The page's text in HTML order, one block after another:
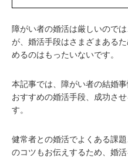
障がい者の婚活は厳しいので
が、婚活手段はさまざまある
めるのはもったいないです。
本記事では、障がい者の結婚
おすすめの婚活手段、成功さ
す。
健常者との婚活でよくある課
のコツもお伝えするため、婚